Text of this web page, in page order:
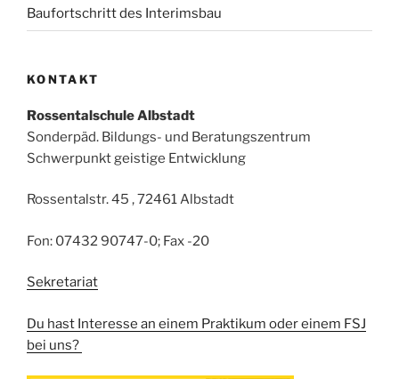
Baufortschritt des Interimsbau
KONTAKT
Rossentalschule Albstadt
Sonderpäd. Bildungs- und Beratungszentrum
Schwerpunkt geistige Entwicklung
Rossentalstr. 45 , 72461 Albstadt
Fon: 07432 90747-0; Fax -20
Sekretariat
Du hast Interesse an einem Praktikum oder einem FSJ
bei uns?